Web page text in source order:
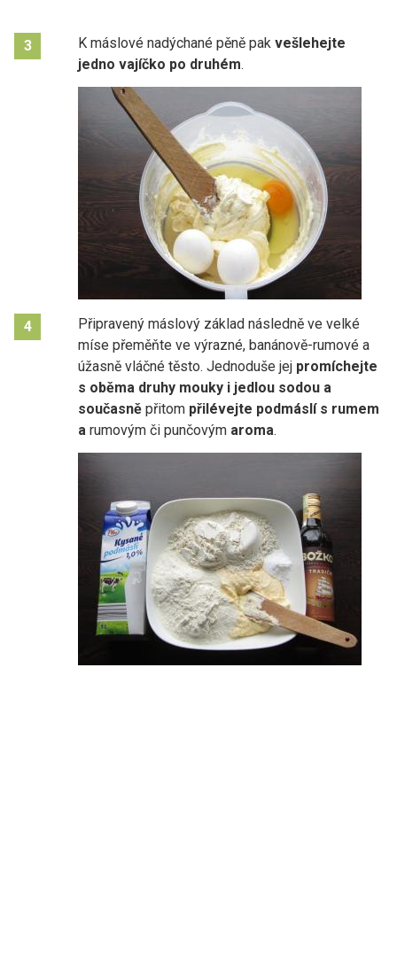
3 K máslové nadýchané pěně pak vešlehejte
jedno vajíčko po druhém.
4
Připravený máslový základ následně ve velké
míse přeměňte ve výrazné, banánově-rumové a
úžasně vláčné těsto. Jednoduše jej promíchejte
s oběma druhy mouky i jedlou sodou a
současně přitom přilévejte podmáslí s rumem
a rumovým či punčovým aroma.